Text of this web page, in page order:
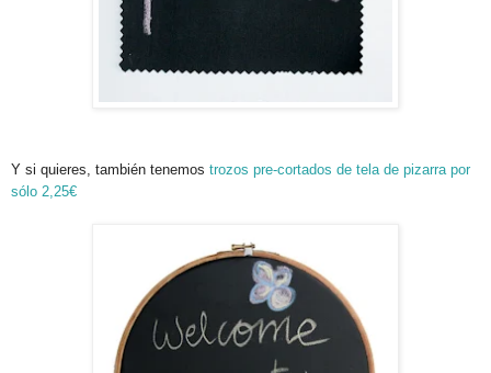
Y si quieres, también tenemos trozos pre-cortados de tela de pizarra por
sólo 2,25€